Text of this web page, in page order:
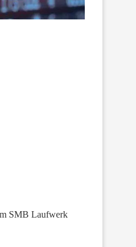
SMB Laufwerk